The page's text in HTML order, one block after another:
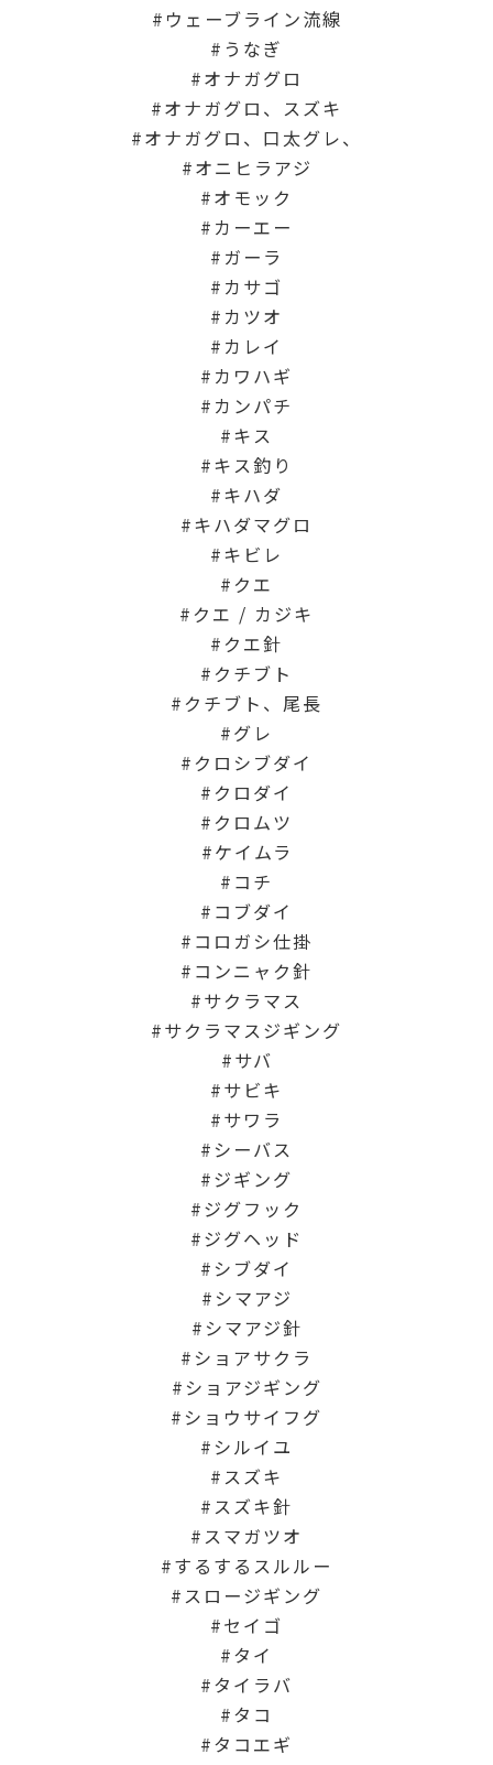
ウェーブライン流線
うなぎ
オナガグロ
オナガグロ、スズキ
オナガグロ、口太グレ、
オニヒラアジ
オモック
カーエー
ガーラ
カサゴ
カツオ
カレイ
カワハギ
カンパチ
キス
キス釣り
キハダ
キハダマグロ
キビレ
クエ
クエ / カジキ
クエ針
クチブト
クチブト、尾長
グレ
クロシブダイ
クロダイ
クロムツ
ケイムラ
コチ
コブダイ
コロガシ仕掛
コンニャク針
サクラマス
サクラマスジギング
サバ
サビキ
サワラ
シーバス
ジギング
ジグフック
ジグヘッド
シブダイ
シマアジ
シマアジ針
ショアサクラ
ショアジギング
ショウサイフグ
シルイユ
スズキ
スズキ針
スマガツオ
するするスルルー
スロージギング
セイゴ
タイ
タイラバ
タコ
タコエギ